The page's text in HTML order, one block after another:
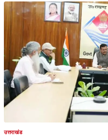
उत्तराखंड